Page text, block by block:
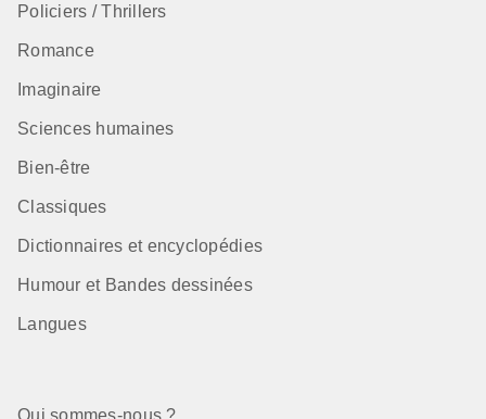
Policiers / Thrillers
Romance
Imaginaire
Sciences humaines
Bien-être
Classiques
Dictionnaires et encyclopédies
Humour et Bandes dessinées
Langues
Qui sommes-nous ?